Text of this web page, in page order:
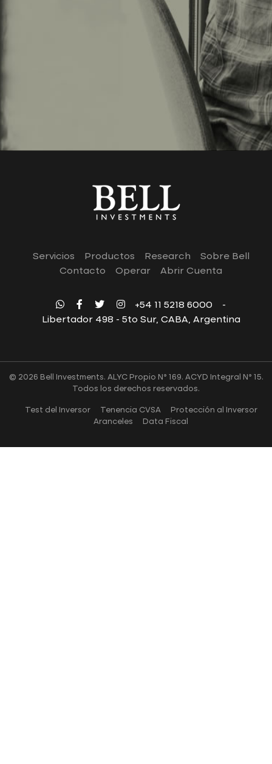
Servicios Productos Research
Sobre Bell
Contacto
Operar Abrir Cuenta
+54 11 5218 6000
-
Libertador 498 - 5to Sur, CABA, Argentina
© 2026 Bell Investments. ALYC Propio N° 169. ACYD Integral N° 15.
Todos los derechos reservados.
Test del Inversor Tenencia CVSA
Protección al Inversor
Aranceles
Data Fiscal